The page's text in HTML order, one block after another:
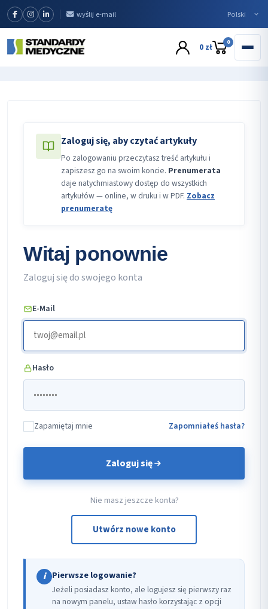
wyślij e-mail
0 zł 0
Zaloguj się, aby czytać artykuły
Po zalogowaniu przeczytasz treść artykułu i
zapiszesz go na swoim koncie. Prenumerata
daje natychmiastowy dostęp do wszystkich
artykułów — online, w druku i w PDF. Zobacz
prenumeratę
Witaj ponownie
Zaloguj się do swojego konta
E-Mail
Hasło
Zapamiętaj mnie Zapomniałeś hasła?
Zaloguj się
Nie masz jeszcze konta?
Utwórz nowe konto
i Pierwsze logowanie?
Jeżeli posiadasz konto, ale logujesz się pierwszy raz
na nowym panelu, ustaw hasło korzystając z opcji